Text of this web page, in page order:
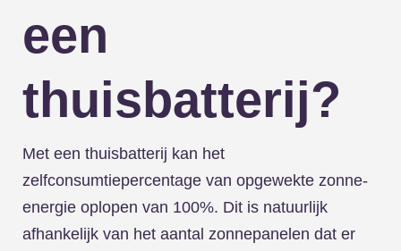
een
thuisbatterij?
Met een thuisbatterij kan het
zelfconsumtiepercentage van opgewekte zonne-
energie oplopen van 100%. Dit is natuurlijk
afhankelijk van het aantal zonnepanelen dat er